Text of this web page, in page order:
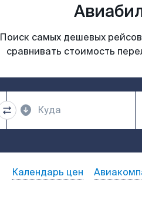
Поиск самых дешевых
сравнивать стоимость
Календарь цен